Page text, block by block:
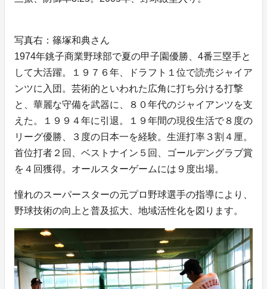
写真右：篠塚和典さん
1974年銚子商業野球部で夏の甲子園優勝、4番三塁手と
して大活躍。１９７６年、ドラフト１位で読売ジャイア
ンツに入団。芸術的といわれた広角に打ち分ける打撃
と、華麗な守備を武器に、８０年代のジャイアンツを支
えた。１９９４年に引退。１９年間の現役生活で８度の
リーグ優勝、３度の日本一を経験。生涯打率３割４厘。
首位打者２回、ベストナイン５回、ゴールデングラブ賞
を４回獲得。オールスターゲームには９度出場。
憧れのスーパースターの元プロ野球選手の指導により、
野球技術の向上と普及拡大、地域活性化を図ります。